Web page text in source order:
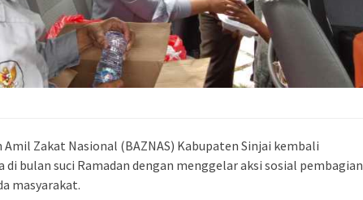
Amil Zakat Nasional (BAZNAS) Kabupaten Sinjai kembali
di bulan suci Ramadan dengan menggelar aksi sosial pembagian
masyarakat.